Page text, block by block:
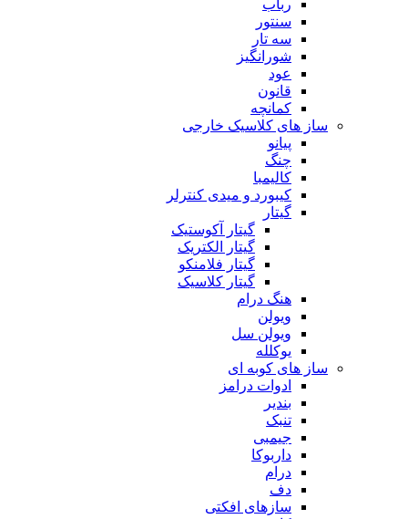
رباب
سنتور
سه تار
شورانگیز
عود
قانون
کمانچه
ساز های کلاسیک خارجی
پیانو
چنگ
کالیمبا
کیبورد و میدی کنترلر
گیتار
گیتار آکوستیک
گیتار الکتریک
گیتار فلامنکو
گیتار کلاسیک
هنگ درام
ویولن
ویولن سل
یوکلله
ساز های کوبه ای
ادوات درامز
بندیر
تنبک
جیمبی
داربوکا
درام
دف
سازهای افکتی